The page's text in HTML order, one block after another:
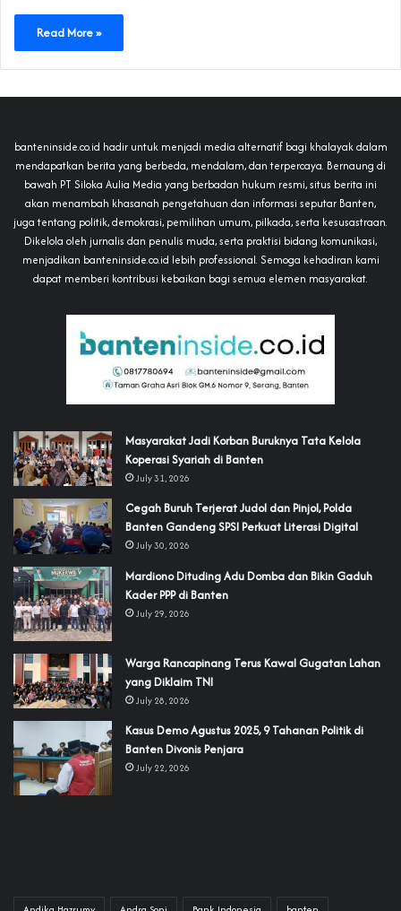
Read More »
banteninside.co.id hadir untuk menjadi media alternatif bagi khalayak dalam
mendapatkan berita yang berbeda, mendalam, dan terpercaya. Bernaung di
bawah PT Siloka Aulia Media yang berbadan hukum resmi, situs berita ini
akan menambah khasanah pengetahuan dan informasi seputar Banten,
juga tentang politik, demokrasi, pemilihan umum, pilkada, serta kesusastraan.
Dikelola oleh jurnalis dan penulis muda, serta praktisi bidang komunikasi,
menjadikan banteninside.co.id lebih professional. Semoga kehadiran kami
dapat memberi kontribusi kebaikan bagi semua elemen masyarakat.
‎Masyarakat Jadi Korban Buruknya Tata Kelola
Koperasi Syariah di Banten
July 31, 2026
Cegah Buruh Terjerat Judol dan Pinjol, Polda
Banten Gandeng SPSI Perkuat Literasi Digital
July 30, 2026
‎Mardiono Dituding Adu Domba dan Bikin Gaduh
Kader PPP di Banten
July 29, 2026
‎Warga Rancapinang Terus Kawal Gugatan Lahan
yang Diklaim TNI‎‎
July 28, 2026
‎Kasus Demo Agustus 2025, 9 Tahanan Politik di
Banten Divonis Penjara
July 22, 2026